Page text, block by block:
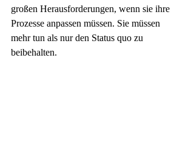
großen Herausforderungen, wenn sie ihre
Prozesse anpassen müssen. Sie müssen
mehr tun als nur den Status quo zu
beibehalten.